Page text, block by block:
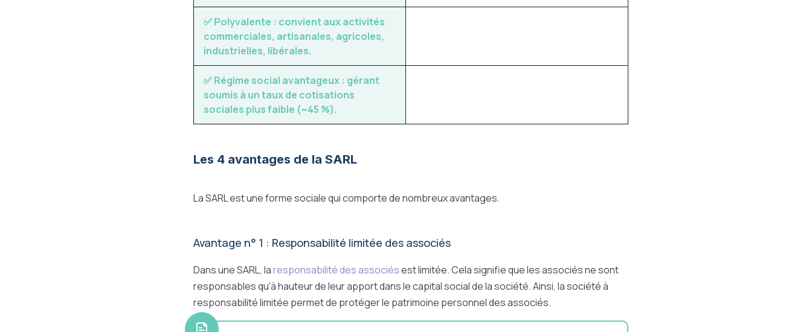
✅ Polyvalente : convient aux activités
commerciales, artisanales, agricoles,
industrielles, libérales.
✅ Régime social avantageux : gérant
soumis à un taux de cotisations
sociales plus faible (~45 %).
Les 4 avantages de la SARL
La SARL est une forme sociale qui comporte de nombreux avantages.
Avantage n° 1 : Responsabilité limitée des associés
Dans une SARL, laresponsabilité des associésest limitée. Cela signifie que les associés ne sont
responsables qu'à hauteur de leur apport dans le capital social de la société. Ainsi, la société à
responsabilité limitée permet de protéger le patrimoine personnel des associés.